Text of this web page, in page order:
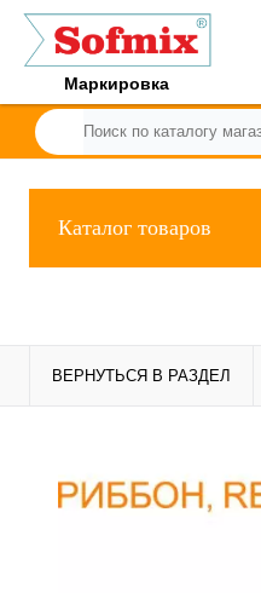
Маркировка
Каталог товаров
ВЕРНУТЬСЯ В РАЗДЕЛ